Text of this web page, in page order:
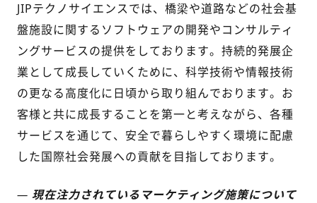
JIPテクノサイエンスでは、橋梁や道路などの社会基
盤施設に関するソフトウェアの開発やコンサルティ
ングサービスの提供をしております。持続的発展企
業として成長していくために、科学技術や情報技術
の更なる高度化に日頃から取り組んでおります。お
客様と共に成長することを第一と考えながら、各種
サービスを通じて、安全で暮らしやすく環境に配慮
した国際社会発展への貢献を目指しております。
— 現在注力されているマーケティング施策について